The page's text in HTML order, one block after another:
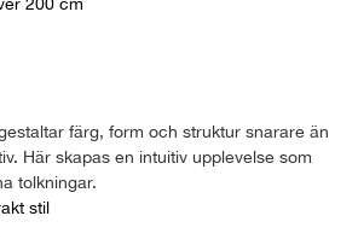
färg, form och struktur snarare än
Här skapas en intuitiv upplevelse som
tolkningar.
stil